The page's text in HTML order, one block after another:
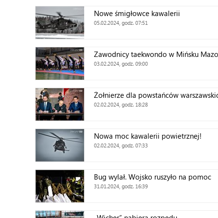
Nowe śmigłowce kawalerii
05.02.2024, godz. 07:51
Zawodnicy taekwondo w Mińsku
03.02.2024, godz. 09:00
Żołnierze dla powstańców
02.02.2024, godz. 18:28
Nowa moc kawalerii powietrznej!
02.02.2024, godz. 07:33
Bug wylał. Wojsko ruszyło na pomoc
31.01.2024, godz. 16:39